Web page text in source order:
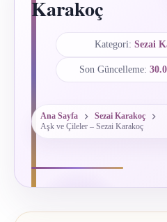
Karakoç
Kategori: Sezai
Son Güncelleme:
Ana Sayfa
Sezai Karakoç
Aşk ve Çileler – Sezai Karakoç